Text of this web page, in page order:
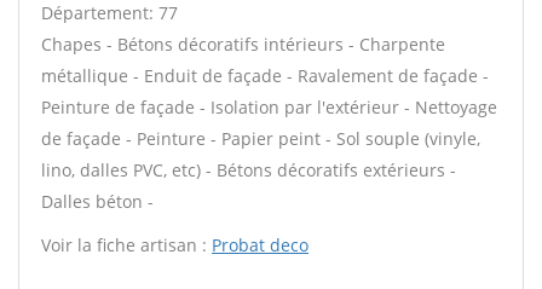
Département: 77
Chapes - Bétons décoratifs intérieurs - Charpente
métallique - Enduit de façade - Ravalement de façade -
Peinture de façade - Isolation par l'extérieur - Nettoyage
de façade - Peinture - Papier peint - Sol souple (vinyle,
lino, dalles PVC, etc) - Bétons décoratifs extérieurs -
Dalles béton -
Voir la fiche artisan : Probat deco